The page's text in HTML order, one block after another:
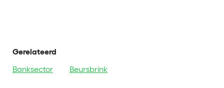
Gerelateerd
Banksector
Beursbrink